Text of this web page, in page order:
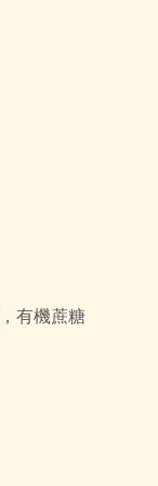
，有機蔗糖